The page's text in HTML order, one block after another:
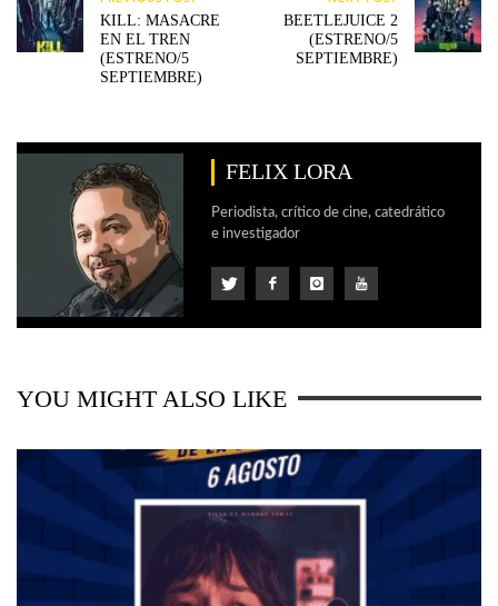
KILL: MASACRE
EN EL TREN
(ESTRENO/5
SEPTIEMBRE)
BEETLEJUICE 2
(ESTRENO/5
SEPTIEMBRE)
FELIX LORA
Periodista, crítico de cine, catedrático
e investigador
YOU MIGHT ALSO LIKE